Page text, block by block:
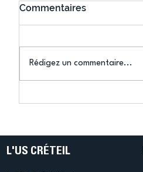
Commentaires
Rédigez un commentaire...
L'US CRÉTEIL